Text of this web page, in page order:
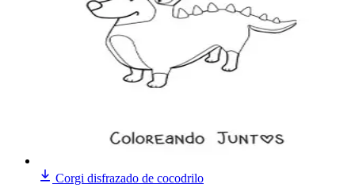
Corgi disfrazado de cocodrilo